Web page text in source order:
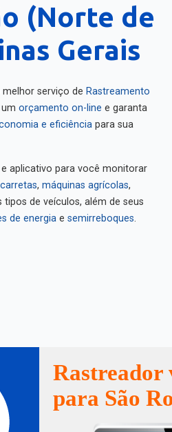
(Norte de
Gerais
serviço de Rastreamento
orçamento on-line e garanta
e eficiência para sua
aplicativo para você monitorar
carretas, máquinas agrícolas,
tipos de veículos, além de seus
de energia e semirreboques.
Rastreador
para São